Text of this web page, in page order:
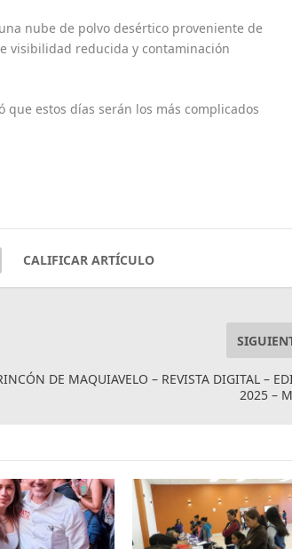
nube de polvo desértico proveniente de
visibilidad reducida y contaminación
estos días serán los más complicados
CALIFICAR ARTÍCULO
DE MAQUIAVELO – REVISTA DIGITAL –
2025 –